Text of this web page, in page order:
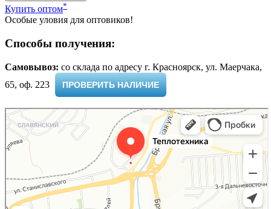
Купить оптом*
Особые уловия для оптовиков!
Способы получения:
Самовывоз: cо склада по адресу г. Красноярск, ул. Маерчака,
65, оф. 223 ​
ПРОВЕРИТЬ НАЛИЧИЕ